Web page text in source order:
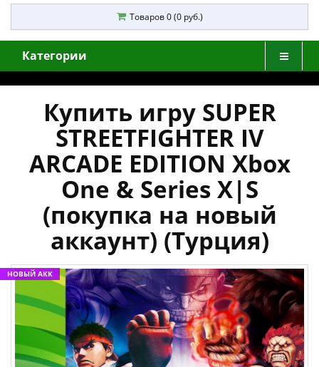
Товаров 0 (0 руб.)
Категории
Купить игру SUPER
STREETFIGHTER IV
ARCADE EDITION Xbox
One & Series X|S
(покупка на новый
аккаунт) (Турция)
НОВЫЙ АКК